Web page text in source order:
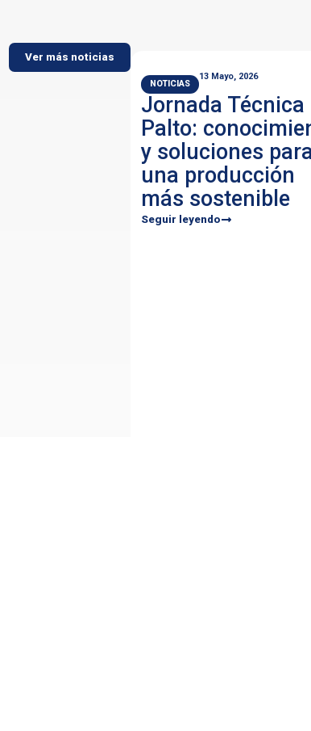
Ver más noticias
NOTICIAS
13 Mayo, 2026
Jornada Técnica
Palto:
y soluciones
una producción
más sostenible
Seguir leyendo